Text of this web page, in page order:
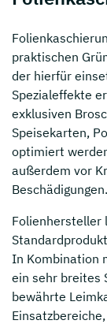
praktischen
der hierfür
Spezialeffekte
exklusiven
Speisekarten,
optimiert
außerdem vor
Beschädigungen.
Folienhersteller
In Kombination
ein sehr breites
bewährte